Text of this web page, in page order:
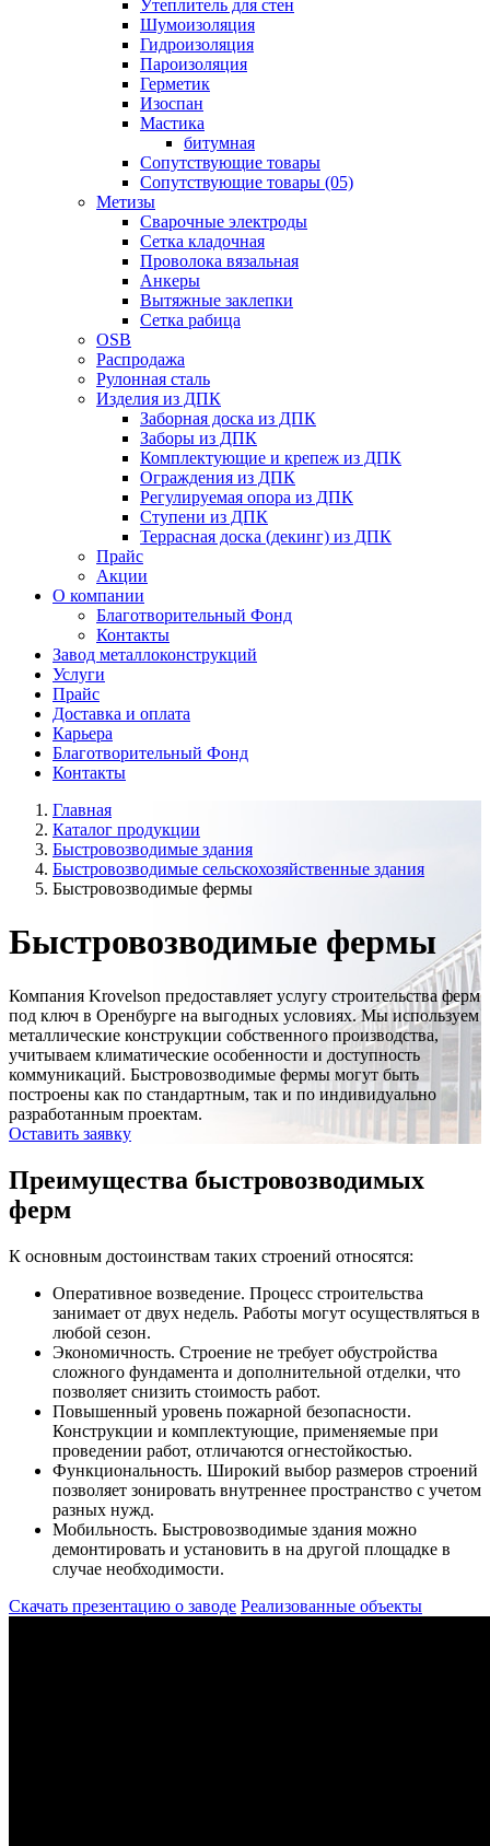
Утеплитель для стен
Шумоизоляция
Гидроизоляция
Пароизоляция
Герметик
Изоспан
Мастика
битумная
Сопутствующие товары
Сопутствующие товары (05)
Метизы
Сварочные электроды
Сетка кладочная
Проволока вязальная
Анкеры
Вытяжные заклепки
Сетка рабица
OSB
Распродажа
Рулонная сталь
Изделия из ДПК
Заборная доска из ДПК
Заборы из ДПК
Комплектующие и крепеж из ДПК
Ограждения из ДПК
Регулируемая опора из ДПК
Ступени из ДПК
Террасная доска (декинг) из ДПК
Прайс
Акции
О компании
Благотворительный Фонд
Контакты
Завод металлоконструкций
Услуги
Прайс
Доставка и оплата
Карьера
Благотворительный Фонд
Контакты
Главная
Каталог продукции
Быстровозводимые здания
Быстровозводимые сельскохозяйственные здания
Быстровозводимые фермы
Быстровозводимые фермы
Компания Krovelson предоставляет услугу строительства ферм
под ключ в Оренбурге на выгодных условиях. Мы используем
металлические конструкции собственного производства,
учитываем климатические особенности и доступность
коммуникаций. Быстровозводимые фермы могут быть
построены как по стандартным, так и по индивидуально
разработанным проектам.
Оставить заявку
Преимущества быстровозводимых
ферм
К основным достоинствам таких строений относятся:
Оперативное возведение. Процесс строительства
занимает от двух недель. Работы могут осуществляться в
любой сезон.
Экономичность. Строение не требует обустройства
сложного фундамента и дополнительной отделки, что
позволяет снизить стоимость работ.
Повышенный уровень пожарной безопасности.
Конструкции и комплектующие, применяемые при
проведении работ, отличаются огнестойкостью.
Функциональность. Широкий выбор размеров строений
позволяет зонировать внутреннее пространство с учетом
разных нужд.
Мобильность. Быстровозводимые здания можно
демонтировать и установить в на другой площадке в
случае необходимости.
Скачать презентацию о заводе Реализованные объекты